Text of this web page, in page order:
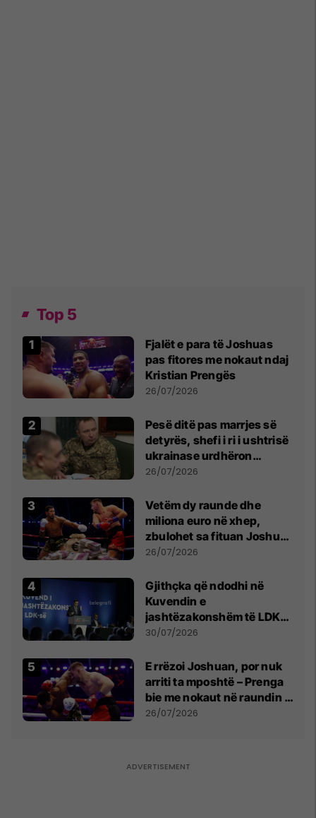
Top 5
Fjalët e para të Joshuas
pas fitores me nokaut ndaj
Kristian Prengës
26/07/2026
Pesë ditë pas marrjes së
detyrës, shefi i ri i ushtrisë
ukrainase urdhëron
kontroll të madh
26/07/2026
Vetëm dy raunde dhe
miliona euro në xhep,
zbulohet sa fituan Joshua
e Prenga
26/07/2026
Gjithçka që ndodhi në
Kuvendin e
jashtëzakonshëm të LDK-
së
30/07/2026
E rrëzoi Joshuan, por nuk
arriti ta mposhtë – Prenga
bie me nokaut në raundin e
dytë
26/07/2026